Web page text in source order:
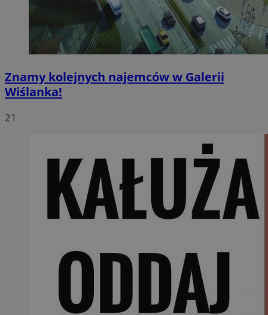
Znamy kolejnych najemców w Galerii
Wiślanka!
21